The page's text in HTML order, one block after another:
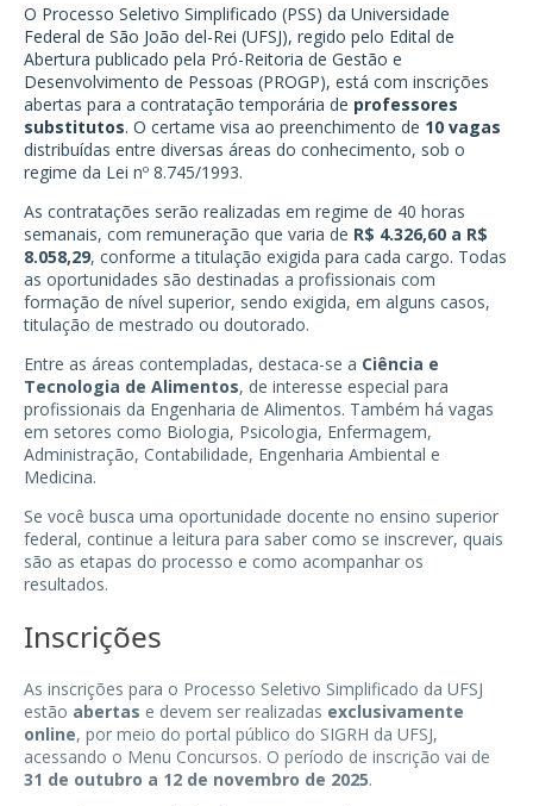
O Processo Seletivo Simplificado (PSS) da Universidade
Federal de São João del-Rei (UFSJ), regido pelo Edital de
Abertura publicado pela Pró-Reitoria de Gestão e
Desenvolvimento de Pessoas (PROGP), está com inscrições
abertas para a contratação temporária de professores
substitutos. O certame visa ao preenchimento de 10 vagas
distribuídas entre diversas áreas do conhecimento, sob o
regime da Lei nº 8.745/1993.
As contratações serão realizadas em regime de 40 horas
semanais, com remuneração que varia de R$ 4.326,60 a R$
8.058,29, conforme a titulação exigida para cada cargo. Todas
as oportunidades são destinadas a profissionais com
formação de nível superior, sendo exigida, em alguns casos,
titulação de mestrado ou doutorado.
Entre as áreas contempladas, destaca-se a Ciência e
Tecnologia de Alimentos, de interesse especial para
profissionais da Engenharia de Alimentos. Também há vagas
em setores como Biologia, Psicologia, Enfermagem,
Administração, Contabilidade, Engenharia Ambiental e
Medicina.
Se você busca uma oportunidade docente no ensino superior
federal, continue a leitura para saber como se inscrever, quais
são as etapas do processo e como acompanhar os
resultados.
Inscrições
As inscrições para o Processo Seletivo Simplificado da UFSJ
estão abertas e devem ser realizadas exclusivamente
online, por meio do portal público do SIGRH da UFSJ,
acessando o Menu Concursos. O período de inscrição vai de
31 de outubro a 12 de novembro de 2025.